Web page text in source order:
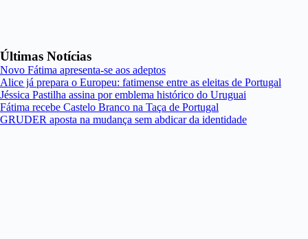
Últimas Notícias
Novo Fátima apresenta-se aos adeptos
Alice já prepara o Europeu: fatimense entre as eleitas de Portugal
Jéssica Pastilha assina por emblema histórico do Uruguai
Fátima recebe Castelo Branco na Taça de Portugal
GRUDER aposta na mudança sem abdicar da identidade